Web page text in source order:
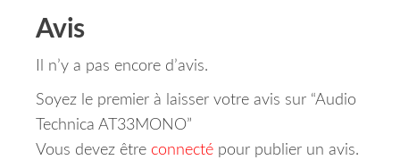
Avis
Il n’y a pas encore d’avis.
Soyez le premier à laisser votre avis sur “Audio
Technica AT33MONO”
Vous devez être connecté pour publier un avis.